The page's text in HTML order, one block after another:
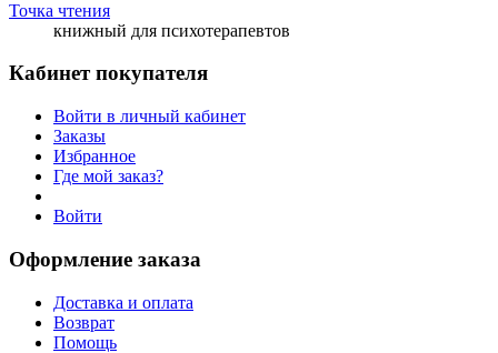
Точка чтения
книжный для психотерапевтов
Кабинет покупателя
Войти в личный кабинет
Заказы
Избранное
Где мой заказ?
Войти
Оформление заказа
Доставка и оплата
Возврат
Помощь